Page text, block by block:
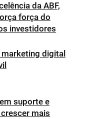
da ABF,
força do
investidores
marketing digital
suporte e
mais